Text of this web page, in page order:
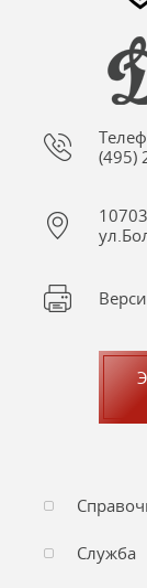
(495)
Служба